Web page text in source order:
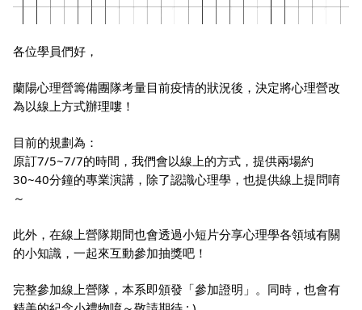
各位學員們好，
蘭陽心理營籌備團隊考量目前疫情的狀況後，決定將心理營改
為以線上方式辦理嘍！
目前的規劃為：
原訂7/5~7/7的時間，我們會以線上的方式，提供兩場約
30~40分鐘的專業演講，除了認識心理學，也提供線上提問唷
～
此外，在線上營隊期間也會透過小短片分享心理學各領域有關
的小知識，一起來互動參加抽獎吧！
完整參加線上營隊，本系即頒發「參加證明」。同時，也會有